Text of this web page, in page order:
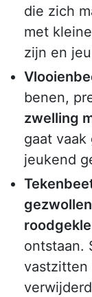
die zich
met kleine
zijn en
benen,
zwelling
gaat vaak
jeukend
ontstaan.
vastzitten